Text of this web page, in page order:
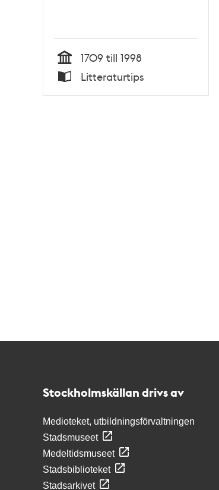
Tid
1709 till 1998
Typ
Litteraturtips
Stockholmskällan drivs av
Medioteket, utbildningsförvaltningen
Stadsmuseet
Medeltidsmuseet
Stadsbiblioteket
Stadsarkivet